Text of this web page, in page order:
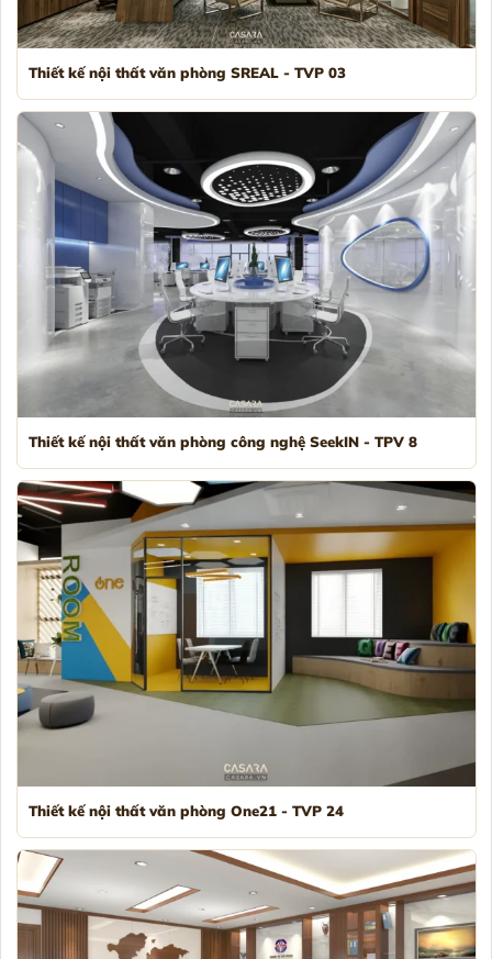
Thiết kế nội thất văn phòng SREAL - TVP 03
Thiết kế nội thất văn phòng công nghệ SeekIN - TPV 8
Thiết kế nội thất văn phòng One21 - TVP 24